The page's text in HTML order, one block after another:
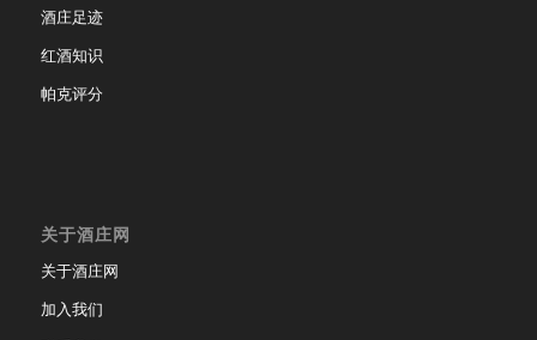
酒庄足迹
红酒知识
帕克评分
关于酒庄网
关于酒庄网
加入我们